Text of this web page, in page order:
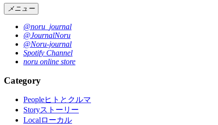
メニュー
@noru_journal
@JournalNoru
@Noru-journal
Spotify Channel
noru online store
Category
Peopleヒトとクルマ
Storyストーリー
Localローカル